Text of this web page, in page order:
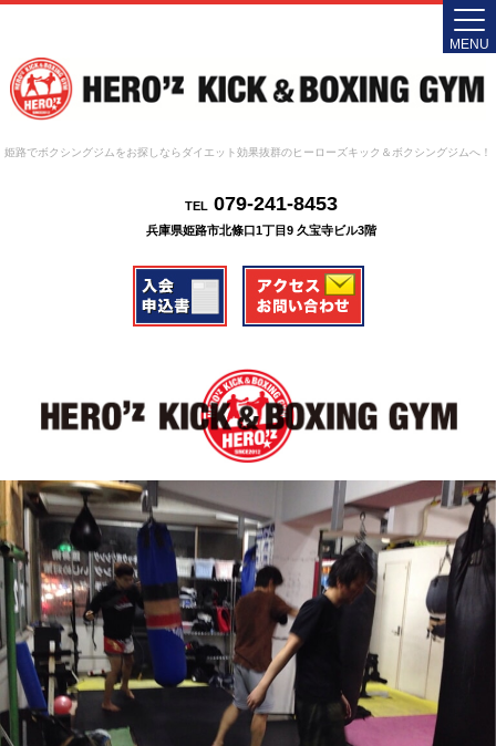
姫路でボクシングジムをお探しならダイエット効果抜群のヒーローズキック＆ボクシングジムへ！
TEL079-241-8453
兵庫県姫路市北條口1丁目9 久宝寺ビル3階
MENU